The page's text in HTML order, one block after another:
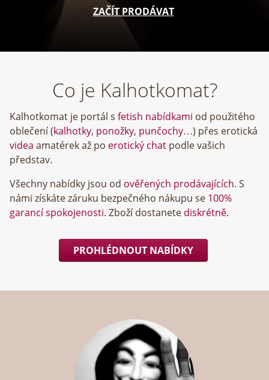
ZAČÍT PRODÁVAT
Co je Kalhotkomat?
Kalhotkomat je portál s fetish nabídkami od použitého
oblečení (kalhotky, ponožky, punčochy…) přes erotická
videa amatérek až po erotický chat podle vašich
představ.
Všechny nabídky jsou od ověřených prodávajících. S
námi získáte záruku bezpečného nákupu se 100%
garancí spokojenosti. Zboží dostanete diskrétně.
PROHLÉDNOUT NABÍDKY